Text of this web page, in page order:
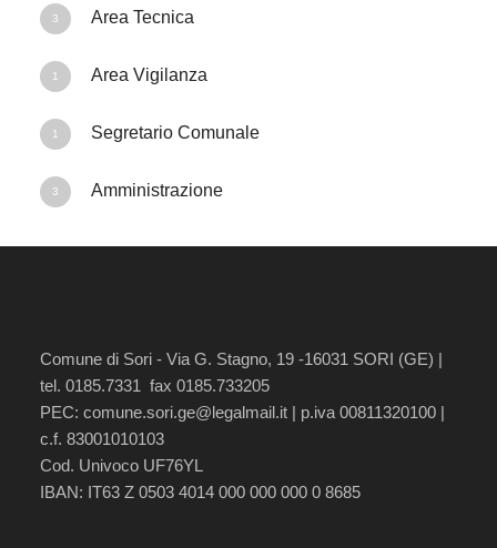
3 Area Tecnica
1 Area Vigilanza
1 Segretario Comunale
3 Amministrazione
Comune di Sori - Via G. Stagno, 19 -16031 SORI (GE) |
tel. 0185.7331 fax 0185.733205
PEC: comune.sori.ge@legalmail.it | p.iva 00811320100 |
c.f. 83001010103
Cod. Univoco UF76YL
IBAN: IT63 Z 0503 4014 000 000 000 0 8685